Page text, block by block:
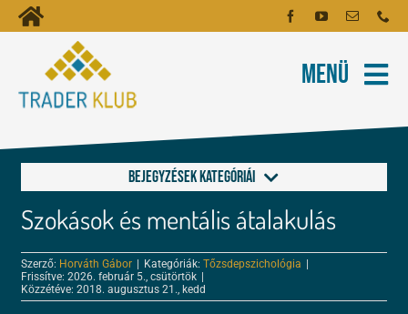
Kihagyás
Toggle
Navigation
Kezdőoldal
Fiókom
Menü
Oktatóanyagok
Képzés
Bejegyzések kategóriái
Alapok a kereskedéshez
FOREX és tőzsde leckék
Szokások és mentális átalakulás
Szerző: Horváth Gábor Kategóriák:Tőzsdepszichológia
Frissítve: 2026. február 5., csütörtök
Közzétéve: 2018. augusztus 21., kedd